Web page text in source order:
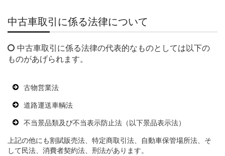
中古車取引に係る法律について
中古車取引に係る法律の代表的なものとしては以下の
ものがあげられます。
古物営業法
道路運送車輌法
不当景品類及び不当表示防止法（以下景品表示法）
上記の他にも割賦販売法、特定商取引法、自動車保管場所法、そ
して民法、消費者契約法、刑法があります。